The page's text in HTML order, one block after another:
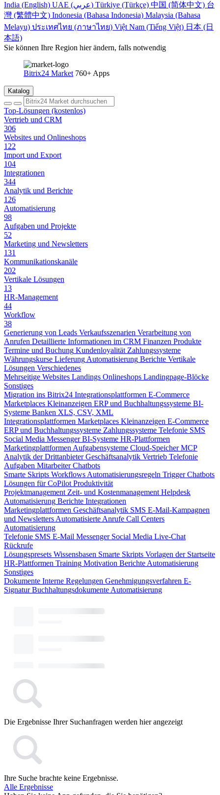
India (English)
UAE (عربي) Türkiye (Türkçe) 中国 (简体中文) 台
灣 (繁體中文) Indonesia (Bahasa Indonesia) Malaysia (Bahasa
Melayu) ประเทศไทย (ภาษาไทย) Việt Nam (Tiếng Việt) 日本 (日
本語)
Sie können Ihre Region hier ändern, falls notwendig
Bitrix24 Market 760+ Apps
Katalog
Top-Lösungen (kostenlos)
Vertrieb und CRM
306
Websites und Onlineshops
122
Import und Export
104
Integrationen
344
Analytik und Berichte
126
Automatisierung
98
Aufgaben und Projekte
52
Marketing und Newsletters
131
Kommunikationskanäle
202
Vertikale Lösungen
13
HR-Management
44
Workflow
38
Generierung von Leads Verkaufsszenarien Verarbeitung von
Anrufen Detaillierte Informationen im CRM Finanzen Produkte
Termine und Buchung Kundenloyalität Zahlungssysteme
Währungskurse Lieferung Automatisierung Berichte Vertikale
Lösungen Verschiedenes
Mehrseitige Websites Landings Onlineshops Landingpage-Blöcke
Sonstiges
Migration ins Bitrix24 Integrationsplattformen E-Commerce
Marketplaces Kleinanzeigen ERP und Buchhaltungssysteme BI-
Systeme Banken XLS, CSV, XML
Integrationsplattformen Marketplaces Kleinanzeigen E-Commerce
ERP und Buchhaltungssysteme Zahlungssysteme Telefonie SMS
Social Media Messenger BI-Systeme HR-Plattformen
Marketingplattformen Aufgabensysteme Cloud-Speicher MCP
Analytik der Drittanbieter Geschäftsanalytik Vertrieb Telefonie
Aufgaben Mitarbeiter Chatbots
Smarte Skripts Workflows Automatisierungsregeln Trigger Chatbots
Lösungen für CoPilot Produktivität
Projektmanagement Zeit- und Kostenmanagement Helpdesk
Automatisierung Berichte Integrationen
Marketingplattformen Geschäftsanalytik SMS E-Mail-Kampagnen
und Newsletters Automatisierte Anrufe Call Centers
Automatisierung
Telefonie SMS E-Mail Messenger Social Media Live-Chat
Rückrufe
Lösungspresets Wissensbasen Smarte Skripts Vorlagen der Startseite
HR-Plattformen Training Motivation Berichte Automatisierung
Sonstiges
Dokumente Interne Regelungen Genehmigungsverfahren E-
Signatur Buchhaltungsdokumente Automatisierung
Die Ergebnisse Ihrer Suchanfragen werden hier angezeigt
Ihre Suche brachte keine Ergebnisse.
Alle Ergebnisse